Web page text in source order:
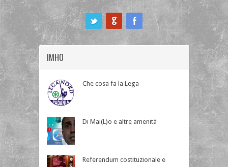
IMHO
Che cosa fa la Lega
Di Mai(L)o e altre amenità
Referendum costituzionale e